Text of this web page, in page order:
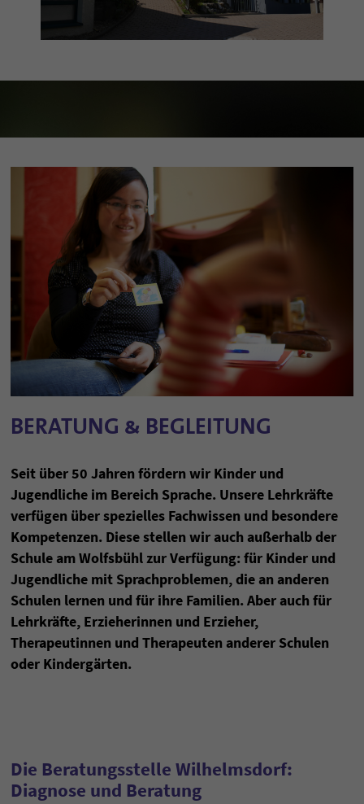
BERATUNG & BEGLEITUNG
Seit über 50 Jahren fördern wir Kinder und
Jugendliche im Bereich Sprache. Unsere Lehrkräfte
verfügen über spezielles Fachwissen und besondere
Kompetenzen. Diese stellen wir auch außerhalb der
Schule am Wolfsbühl zur Verfügung: für Kinder und
Jugendliche mit Sprachproblemen, die an anderen
Schulen lernen und für ihre Familien. Aber auch für
Lehrkräfte, Erzieherinnen und Erzieher,
Therapeutinnen und Therapeuten anderer Schulen
oder Kindergärten.
Die Beratungsstelle Wilhelmsdorf:
Diagnose und Beratung